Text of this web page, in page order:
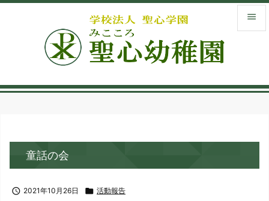

サイド
library_books
童話の会
 2021年10月26日  活動報告